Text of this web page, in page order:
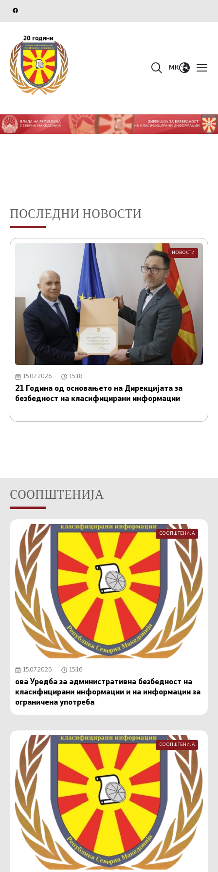
MK
ПОСЛЕДНИ НОВОСТИ
НОВОСТИ
15.07.2026 15:18
21 Година од основањето на Дирекцијата за
безбедност на класифицирани информации
СООПШТЕНИЈА
СООПШТЕНИЈА
15.07.2026 15:16
ова Уредба за административна безбедност на
класифицирани информации и на информации за
ограничена употреба
СООПШТЕНИЈА